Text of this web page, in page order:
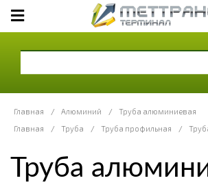
Главная / Алюминий /
Труба алюминиевая
Главная
/ Труба / Труба профильная /
Труба